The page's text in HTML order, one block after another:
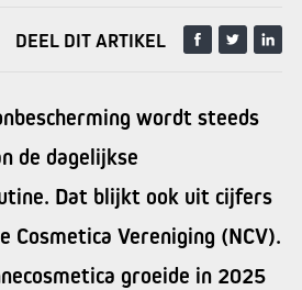
DEEL DIT ARTIKEL
wordt steeds
de dagelijkse
Dat blijkt ook uit cijfers
Cosmetica Vereniging (NCV).
groeide in 2025